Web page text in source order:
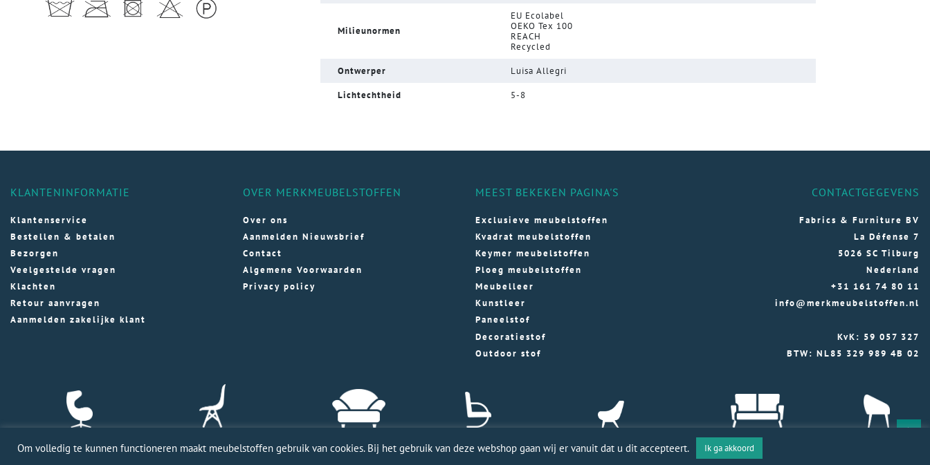
Milieunormen
EU Ecolabel
OEKO Tex 100
REACH
Recycled
Ontwerper Luisa Allegri
Lichtechtheid 5-8
KLANTENINFORMATIE
Klantenservice
Bestellen & betalen
Bezorgen
Veelgestelde vragen
Klachten
Retour aanvragen
Aanmelden zakelijke klant
OVER MERKMEUBELSTOFFEN
Over ons
Aanmelden Nieuwsbrief
Contact
Algemene Voorwaarden
Privacy policy
MEEST BEKEKEN PAGINA'S
Exclusieve meubelstoffen
Kvadrat meubelstoffen
Keymer meubelstoffen
Ploeg meubelstoffen
Meubelleer
Kunstleer
Paneelstof
Decoratiestof
Outdoor stof
CONTACTGEGEVENS
Fabrics & Furniture BV
La Défense 7
5026 SC Tilburg
Nederland
+31 161 74 80 11
info@merkmeubelstoffen.nl
KvK: 59 057 327
BTW: NL85 329 989 4B 02
Om volledig te kunnen functioneren maakt meubelstoffen gebruik van cookies. Bij het gebruik van deze webshop gaan wij er vanuit dat u dit accepteert. Ik ga akkoord